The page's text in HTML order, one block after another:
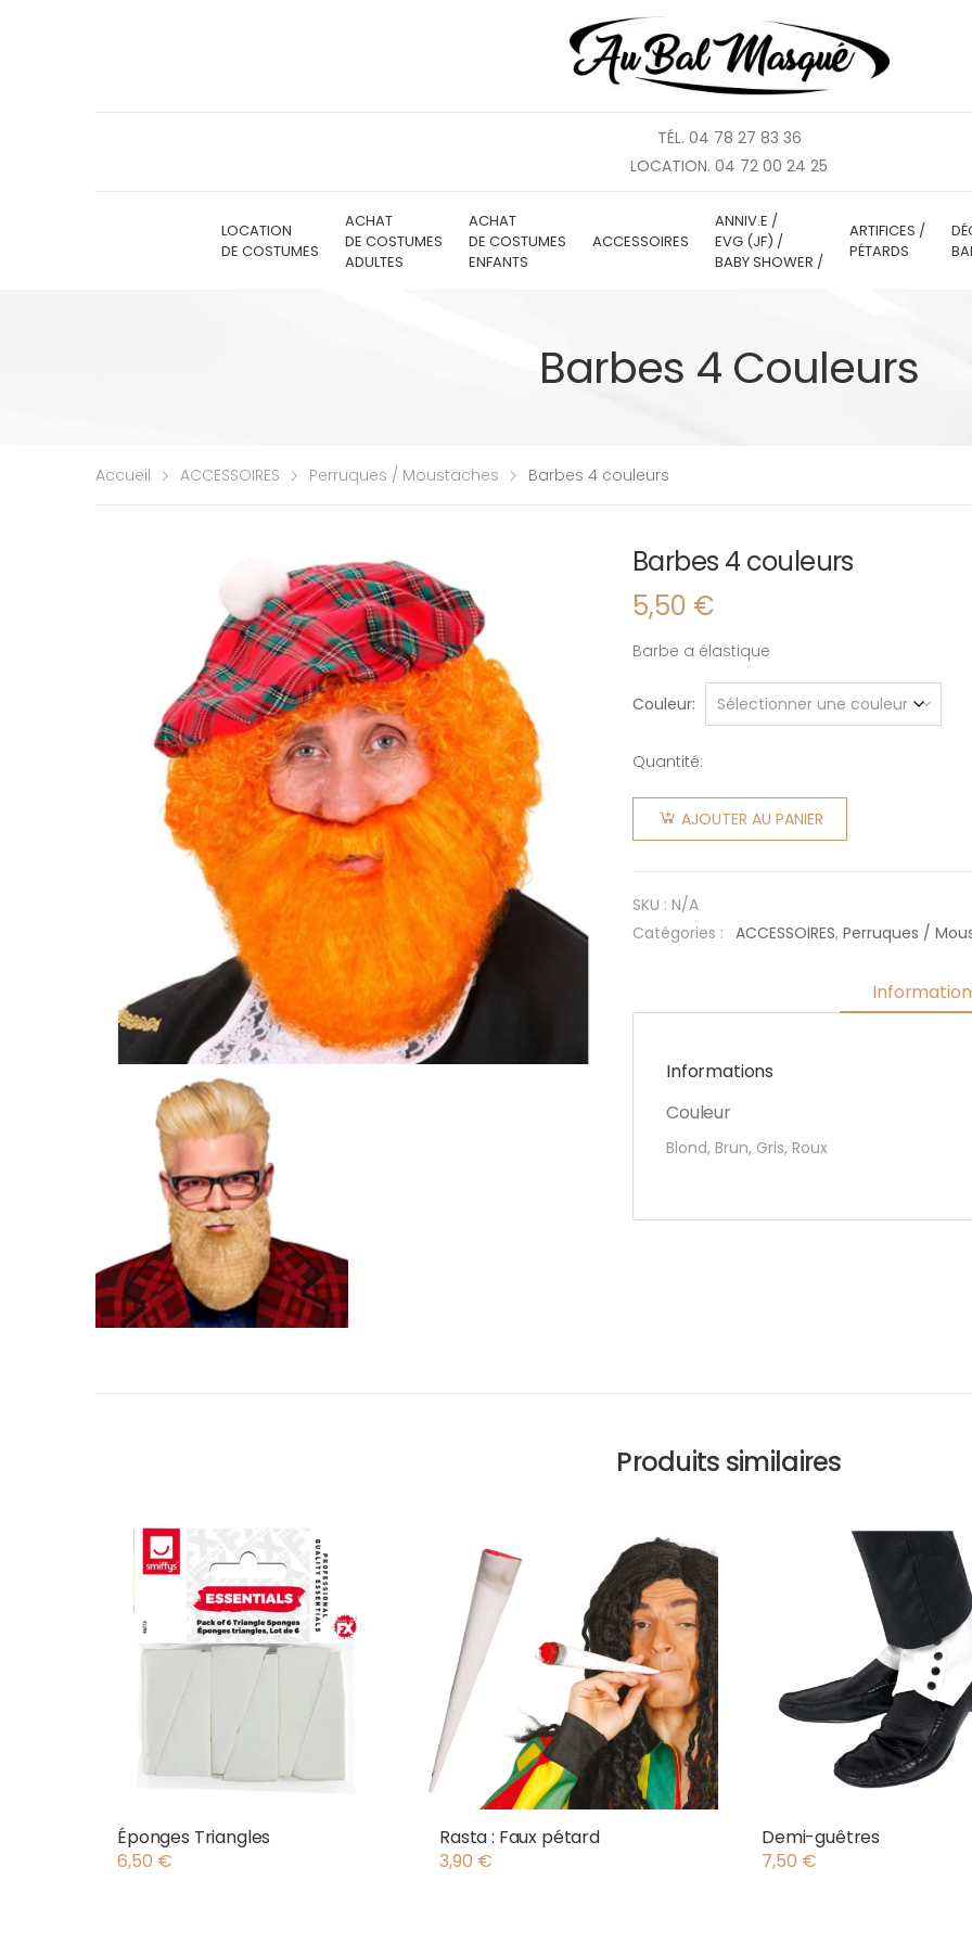
TÉL. 04 78 27 83 36
LOCATION. 04 72 00 24 25
LOCATION
DE COSTUMES
ACHAT
DE COSTUMES
ADULTES
ACHAT
DE COSTUMES
ENFANTS
ACCESSOIRES
ANNIV.E /
EVG (JF) /
BABY SHOWER /
ARTIFICES /
PÉTARDS
Barbes 4 Couleurs
Accueil ACCESSOIRES Perruques / Moustaches Barbes 4 couleurs
Barbes 4 couleurs
5,50 €
Barbe a élastique
Couleur
Quantité:
quantité
de
Barbes 4
AJOUTER AU PANIER
SKU : N/A
Catégories : ACCESSOIRES, Perruques /
Informations
Couleur
Blond, Brun, Gris, Roux
Produits similaires
Éponges Triangles
6,50 €
Rasta : Faux pétard
3,90 €
Demi-guêtres
7,50 €